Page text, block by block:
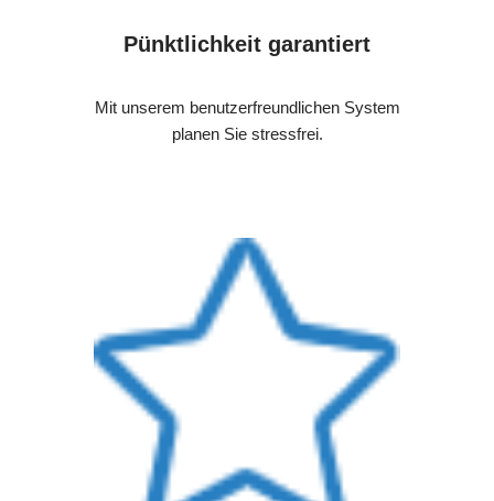
Pünktlichkeit garantiert
Mit unserem benutzerfreundlichen System
planen Sie stressfrei.